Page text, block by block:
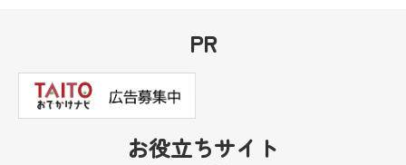
PR
お役立ちサイト